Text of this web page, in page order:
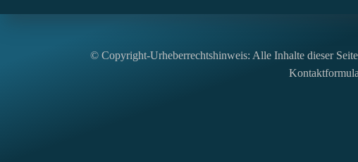
© Copyright-Urheberrechtshinweis: Alle Inhalte dieser